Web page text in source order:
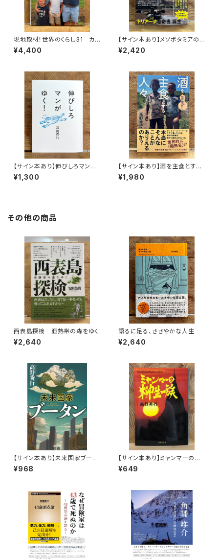
現地取材！世界のくらし31 カナ
ダ
¥4,400
【サイン本あり】メソポタミアの
ボート三人男
¥2,420
【サイン本あり】伸びしろマンが
ゆく！
¥1,300
【サイン本あり】酒を主食とする
人々 エチオピアの科学的秘境
を旅する
¥1,980
その他の商品
西表島探検 亜熱帯の森をゆく
¥2,640
語るに足る、ささやかな人生
¥2,640
【サイン本あり】未来国家ブータ
ン
¥968
【サイン本あり】ミャンマーの柳
生一族
¥649